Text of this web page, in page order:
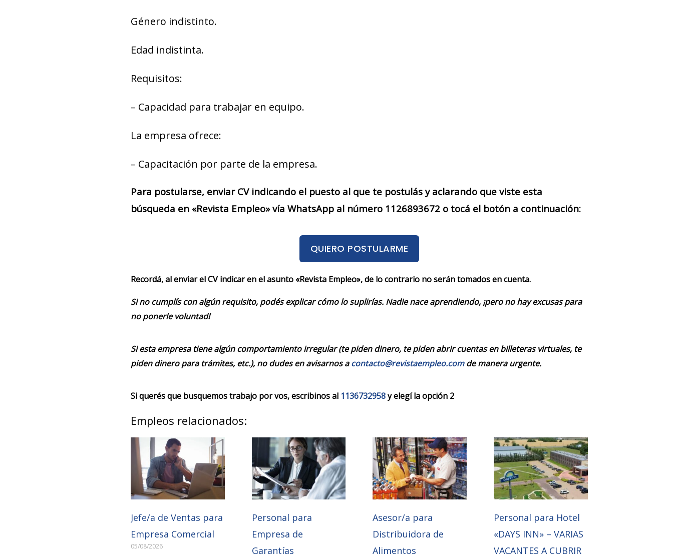
Género indistinto.
Edad indistinta.
Requisitos:
– Capacidad para trabajar en equipo.
La empresa ofrece:
– Capacitación por parte de la empresa.
Para postularse, enviar CV indicando el puesto al que te postulás y aclarando que viste esta
búsqueda en «Revista Empleo» vía WhatsApp al número 1126893672 o tocá el botón a continuación:
QUIERO POSTULARME
Recordá, al enviar el CV indicar en el asunto «Revista Empleo», de lo contrario no serán tomados en cuenta.
Si no cumplís con algún requisito, podés explicar cómo lo suplirías. Nadie nace aprendiendo, ¡pero no hay excusas para
no ponerle voluntad!
Si esta empresa tiene algún comportamiento irregular (te piden dinero, te piden abrir cuentas en billeteras virtuales, te
piden dinero para trámites, etc.), no dudes en avisarnos acontacto@revistaempleo.comde manera urgente.
Si querés que busquemos trabajo por vos, escribinos al 1136732958y elegí la opción 2
Empleos relacionados:
Jefe/a de Ventas para
Empresa Comercial
05/08/2026
Personal para
Empresa de
Garantías
Asesor/a para
Distribuidora de
Alimentos
Personal para Hotel
«DAYS INN» – VARIAS
VACANTES A CUBRIR